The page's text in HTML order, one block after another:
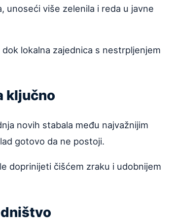
unoseći više zelenila i reda u javne
lokalna zajednica s nestrpljenjem
ključno
novih stabala među najvažnijim
gotovo da ne postoji.
doprinijeti čišćem zraku i udobnijem